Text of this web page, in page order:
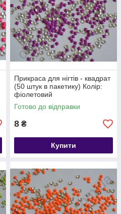
Прикраса для нігтів - квадрат
(50 штук в пакетику) Колір:
фіолетовий
Готово до відправки
8 ₴
Купити